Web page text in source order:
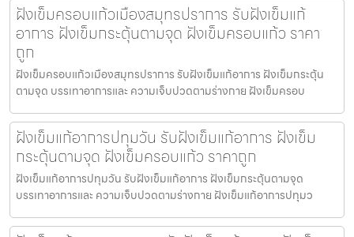
ฝังเข็มครอบแก้วเมืองสมุทรปราการ รับฝังเข็มแก้
อาการ ฝังเข็มกระตุ้นตามจุด ฝังเข็มครอบแก้ว ราคา
ถูก
ฝังเข็มครอบแก้วเมืองสมุทรปราการ รับฝังเข็มแก้อาการ ฝังเข็มกระตุ้น
ตามจุด บรรเทาอาการและ ความเจ็บปวดตามร่างกาย ฝังเข็มครอบ
ฝังเข็มแก้อาการปทุมวัน รับฝังเข็มแก้อาการ ฝังเข็ม
กระตุ้นตามจุด ฝังเข็มครอบแก้ว ราคาถูก
ฝังเข็มแก้อาการปทุมวัน รับฝังเข็มแก้อาการ ฝังเข็มกระตุ้นตามจุด
บรรเทาอาการและ ความเจ็บปวดตามร่างกาย ฝังเข็มแก้อาการปทุมว